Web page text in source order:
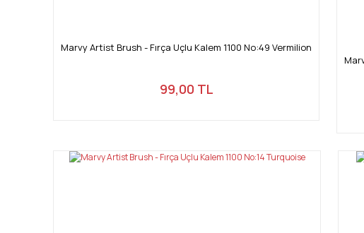
Marvy Artist Brush - Fırça Uçlu Kalem 1100 No:49 Vermilion
99,00 TL